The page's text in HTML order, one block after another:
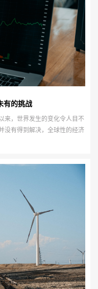
有的挑战
来，世界发生的变化令人目不
没有得到解决，全球性的经济
延。当我们把这些消极因素
到3%，而从冷战结束到金融